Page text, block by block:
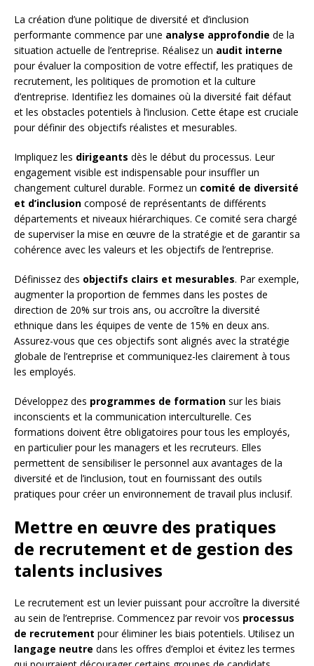
La création d’une politique de diversité et d’inclusion
performante commence par une analyse approfondie de la
situation actuelle de l’entreprise. Réalisez un audit interne
pour évaluer la composition de votre effectif, les pratiques de
recrutement, les politiques de promotion et la culture
d’entreprise. Identifiez les domaines où la diversité fait défaut
et les obstacles potentiels à l’inclusion. Cette étape est cruciale
pour définir des objectifs réalistes et mesurables.
Impliquez les dirigeants dès le début du processus. Leur
engagement visible est indispensable pour insuffler un
changement culturel durable. Formez un comité de diversité
et d’inclusion composé de représentants de différents
départements et niveaux hiérarchiques. Ce comité sera chargé
de superviser la mise en œuvre de la stratégie et de garantir sa
cohérence avec les valeurs et les objectifs de l’entreprise.
Définissez des objectifs clairs et mesurables. Par exemple,
augmenter la proportion de femmes dans les postes de
direction de 20% sur trois ans, ou accroître la diversité
ethnique dans les équipes de vente de 15% en deux ans.
Assurez-vous que ces objectifs sont alignés avec la stratégie
globale de l’entreprise et communiquez-les clairement à tous
les employés.
Développez des programmes de formation sur les biais
inconscients et la communication interculturelle. Ces
formations doivent être obligatoires pour tous les employés,
en particulier pour les managers et les recruteurs. Elles
permettent de sensibiliser le personnel aux avantages de la
diversité et de l’inclusion, tout en fournissant des outils
pratiques pour créer un environnement de travail plus inclusif.
Mettre en œuvre des pratiques
de recrutement et de gestion des
talents inclusives
Le recrutement est un levier puissant pour accroître la diversité
au sein de l’entreprise. Commencez par revoir vos processus
de recrutement pour éliminer les biais potentiels. Utilisez un
langage neutre dans les offres d’emploi et évitez les termes